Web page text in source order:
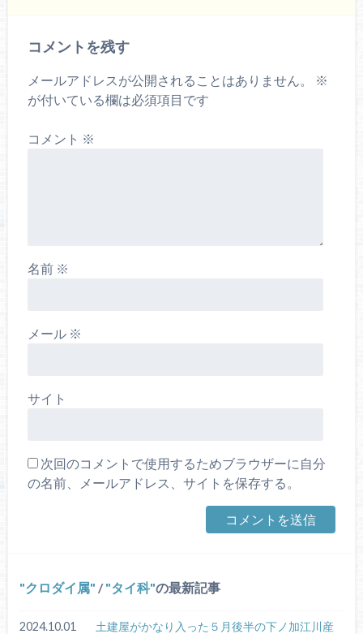
コメントを残す
メールアドレスが公開されることはありません。
※
が付いている欄は必須項目です
コメント ※
名前 ※
メール ※
サイト
次回のコメントで使用するためブラウザーに自分
の名前、メールアドレス、サイトを保存する。
クロダイ属 / タイ科 の最新記事
2024.10.01
土建屋がかなり入った５月後半の下ノ加江川産